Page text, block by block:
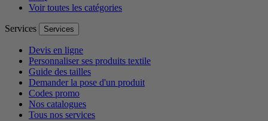
Voir toutes les catégories
Services Services
Devis en ligne
Personnaliser ses produits textile
Guide des tailles
Demander la pose d'un produit
Codes promo
Nos catalogues
Tous nos services